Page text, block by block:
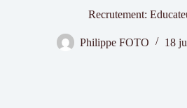
Recrutement:
Philippe FOTO 18